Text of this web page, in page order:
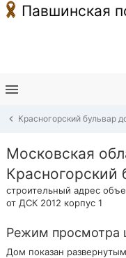
Павшинская
Красногорский бульвар
Московская
Красногорский
строительный адрес
от ДСК 2012 корпус 1
Режим просмотра
Дом показан